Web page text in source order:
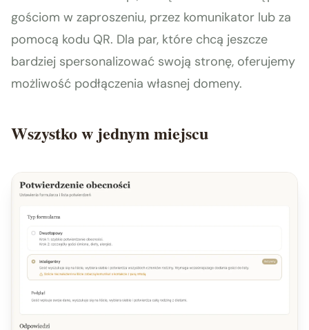
gościom w zaproszeniu, przez komunikator lub za
pomocą kodu QR. Dla par, które chcą jeszcze
bardziej spersonalizować swoją stronę, oferujemy
możliwość podłączenia własnej domeny.
Wszystko w jednym miejscu